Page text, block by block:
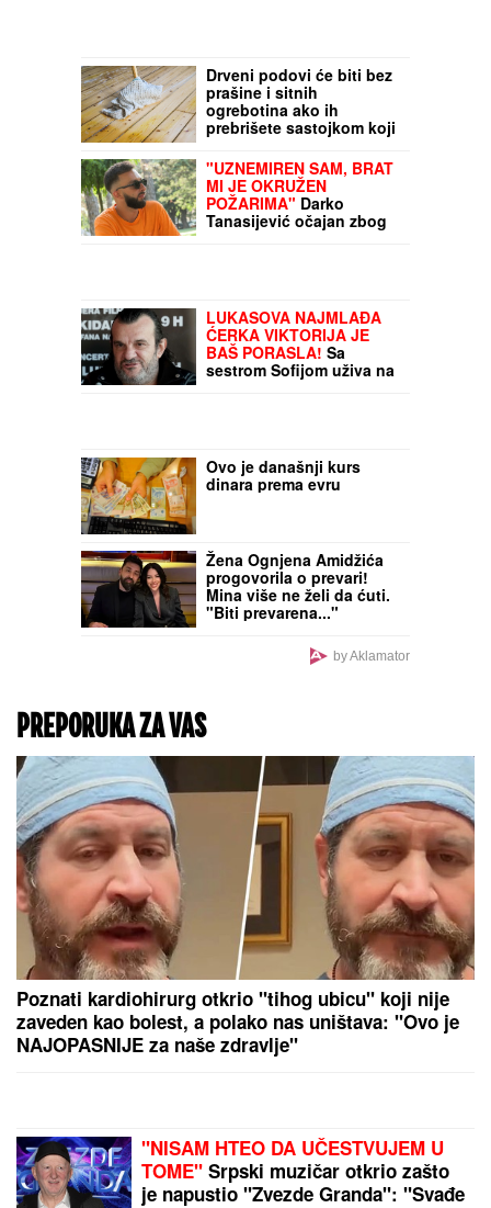
Drveni podovi će biti bez
prašine i sitnih
ogrebotina ako ih
prebrišete sastojkom koji
svi imaju u kuhinji: Ne
košta vas ništa
"UZNEMIREN SAM, BRAT
MI JE OKRUŽEN
POŽARIMA" Darko
Tanasijević očajan zbog
loše situacije u
LUKASOVA NAJMLAĐA
ĆERKA VIKTORIJA JE
BAŠ PORASLA! Sa
sestrom Sofijom uživa na
moru: Ponosna mama
Ovo je današnji kurs
dinara prema evru
Žena Ognjena Amidžića
progovorila o prevari!
Mina više ne želi da ćuti.
"Biti prevarena..."
by Aklamator
PREPORUKA ZA VAS
Poznati kardiohirurg otkrio "tihog ubicu" koji nije
zaveden kao bolest, a polako nas uništava: "Ovo je
NAJOPASNIJE za naše zdravlje"
"NISAM HTEO DA UČESTVUJEM U
TOME" Srpski muzičar otkrio zašto
je napustio "Zvezde Granda": "Svađe